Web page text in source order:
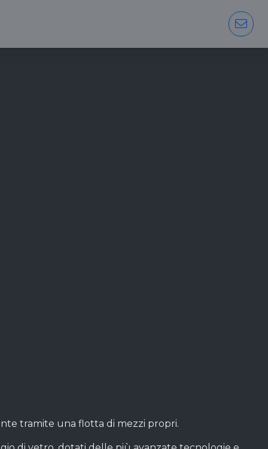
tramite una flotta di mezzi propri.